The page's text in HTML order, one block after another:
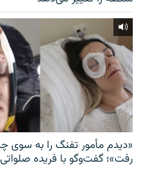
«دیدم مأمور تفنگ را به سوی
رفت»؛ گفت‌و‌گو با فریده صلواتی